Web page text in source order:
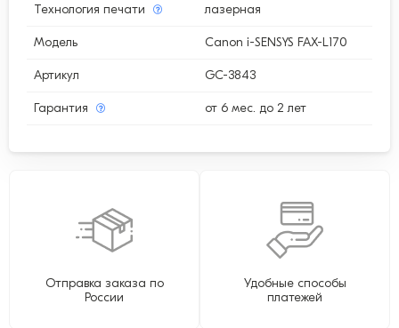
Технология печати лазерная
Модель Canon i-SENSYS FAX-L170
Артикул GC-3843
Гарантия от 6 мес. до 2 лет
Отправка заказа по
России
Удобные способы
платежей